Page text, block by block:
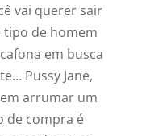
vai querer sair
tipo de homem
em busca
Pussy Jane,
arrumar um
de compra é